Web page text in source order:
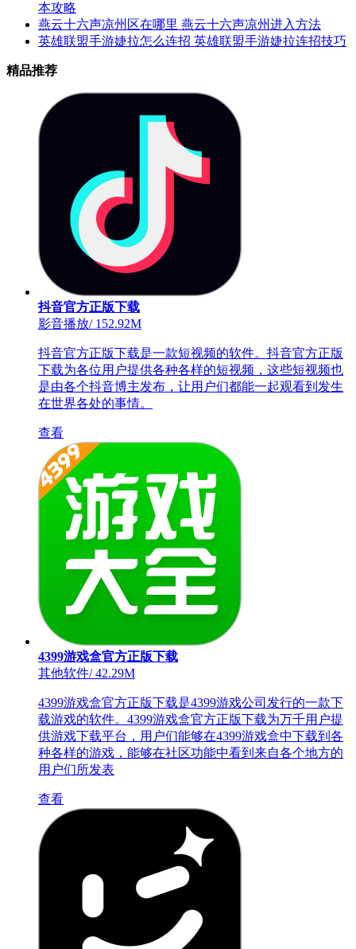
本攻略
燕云十六声凉州区在哪里 燕云十六声凉州进入方法
英雄联盟手游婕拉怎么连招 英雄联盟手游婕拉连招技巧
精品推荐
抖音官方正版下载
影音播放/152.92M
抖音官方正版下载是一款短视频的软件。抖音官方正版
下载为各位用户提供各种各样的短视频，这些短视频也
是由各个抖音博主发布，让用户们都能一起观看到发生
在世界各处的事情。
查看
4399游戏盒官方正版下载
其他软件/42.29M
4399游戏盒官方正版下载是4399游戏公司发行的一款下
载游戏的软件。4399游戏盒官方正版下载为万千用户提
供游戏下载平台，用户们能够在4399游戏盒中下载到各
种各样的游戏，能够在社区功能中看到来自各个地方的
用户们所发表
查看